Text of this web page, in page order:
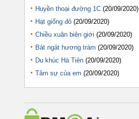
Huyền thoại đường 1C (20/09/2020)
Hạt giống đỏ (20/09/2020)
Chiều xuân biên giới (20/09/2020)
Bát ngát hương tràm (20/09/2020)
Du khúc Hà Tiên (20/09/2020)
Tâm sự của em (20/09/2020)